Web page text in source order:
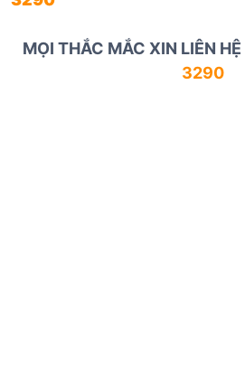
MỌI THẮC MẮC XIN LIÊN HỆ
3290